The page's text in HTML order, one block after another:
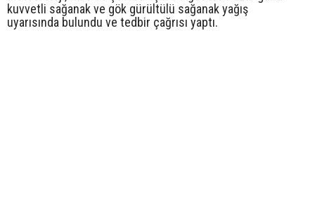
kuvvetli sağanak ve gök gürültülü sağanak yağış
uyarısında bulundu ve tedbir çağrısı yaptı.